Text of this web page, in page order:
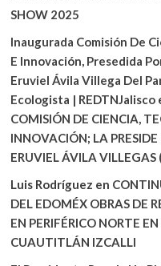
SHOW 2025
Inaugurada Comisión De
E Innovación, Presedida
Eruviel Ávila Villega Del
Ecologista | REDTNJalisco
COMISIÓN DE CIENCIA,
INNOVACIÓN; LA
ERUVIEL ÁVILA VILLEGAS
Luis Rodríguez en
DEL EDOMÉX OBRAS DE
EN PERIFÉRICO NORTE
CUAUTITLÁN IZCALLI